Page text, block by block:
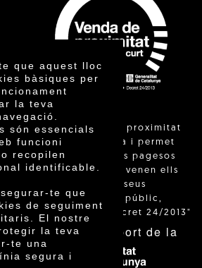
que aquest lloc
bàsiques per
la teva
són essencials
funcioni
recopilen
identificable.
te que
de seguiment
El nostre
la teva
te una
segura i
"La venda de proximitat
està regulada i permet
identificar els pagesos
catalans que venen ells
mateixos els seus
productes al públic,
segons el Decret 24/2013"
Amb el suport de la